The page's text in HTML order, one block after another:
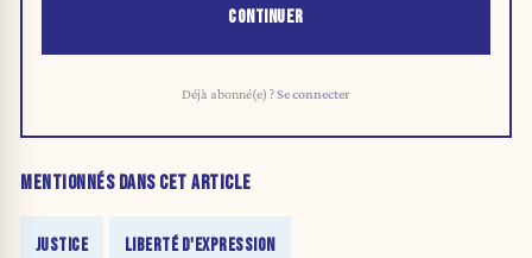
CONTINUER
Déjà abonné(e) ?Se connecter
MENTIONNÉS DANS CET ARTICLE
JUSTICE LIBERTÉ D'EXPRESSION